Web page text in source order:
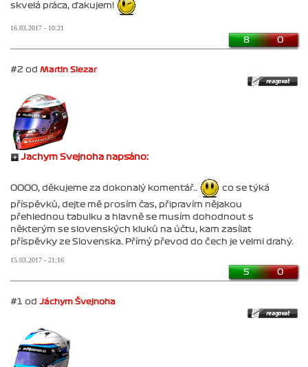
skvelá práca, ďakujem!
16.03.2017 - 10:21
8 0
#2 od Martin Slezar
Jachym Svejnoha napsáno:
OOOO, děkujeme za dokonalý komentář.. co se týká
příspěvků, dejte mě prosím čas, připravím nějakou
přehlednou tabulku a hlavně se musím dohodnout s
některým se slovenských kluků na účtu, kam zasílat
příspěvky ze Slovenska. Přímý převod do čech je velmi drahý.
15.03.2017 - 21:16
5 0
#1 od Jáchym Švejnoha